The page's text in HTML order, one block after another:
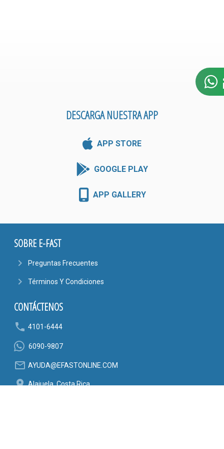
DESCARGA NUESTRA APP
APP STORE
GOOGLE PLAY
APP GALLERY
SOBRE E-FAST
navigate_next Preguntas Frecuentes
navigate_next Términos Y Condiciones
CONTÁCTENOS
phone 4101-6444
6090-9807
mail_outline AYUDA@EFASTONLINE.COM
location_on Alajuela, Costa Rica